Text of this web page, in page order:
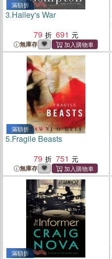
滿額折
3.Hailey's War
79
691
無庫存
滿額折
5.Fragile Beasts
79
751
無庫存
滿額折